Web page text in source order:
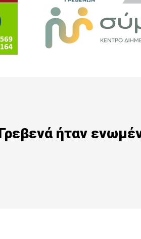
ήταν